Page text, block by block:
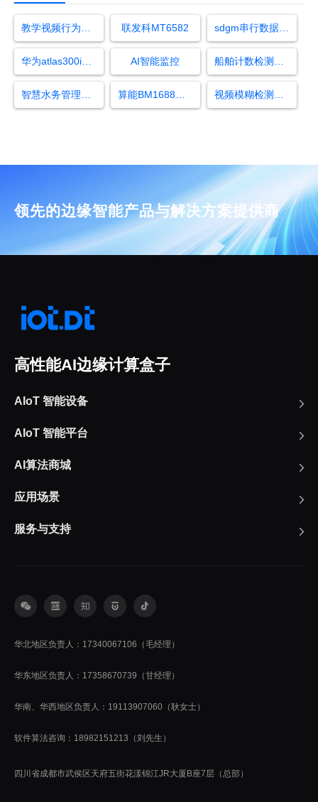
联发科MT6582 sdgm串行数据网关模块
AI智能监控
算能BM1688芯片
领先的边缘智能产品与解决方案提供商
高性能AI边缘计算盒子
AIoT 智能设备
AIoT 智能平台
AI算法商城
应用场景
服务与支持
华北地区负责人：17340067106（毛经理）
华东地区负责人：17358670739（甘经理）
华南、华西地区负责人：19113907060（耿女士）
软件算法咨询：18982151213（刘先生）
四川省成都市武侯区天府五街花漾锦江JR大厦B座7层（总部）